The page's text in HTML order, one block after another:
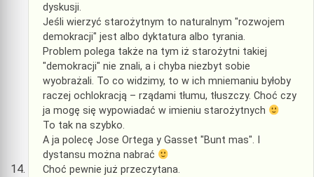
dyskusji.
Jeśli wierzyć starożytnym to naturalnym "rozwojem
demokracji" jest albo dyktatura albo tyrania.
Problem polega także na tym iż starożytni takiej
"demokracji" nie znali, a i chyba niezbyt sobie
wyobrażali. To co widzimy, to w ich mniemaniu byłoby
raczej ochlokracją – rządami tłumu, tłuszczy. Choć czy
ja mogę się wypowiadać w imieniu starożytnych
To tak na szybko.
A ja polecę Jose Ortega y Gasset "Bunt mas". I
dystansu można nabrać
Choć pewnie już przeczytana.